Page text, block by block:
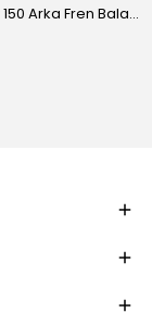
Bajaj Boxer 150 Arka Fren Balatası Orijinal